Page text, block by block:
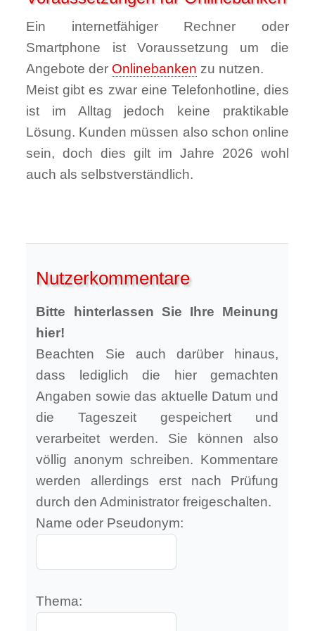
Ein internetfähiger Rechner oder
Smartphone ist Voraussetzung um die
Angebote der Onlinebanken zu nutzen.
Meist gibt es zwar eine Telefonhotline, dies
ist im Alltag jedoch keine praktikable
Lösung. Kunden müssen also schon online
sein, doch dies gilt im Jahre 2026 wohl
auch als selbstverständlich.
Nutzerkommentare
Bitte hinterlassen Sie Ihre Meinung
hier!
Beachten Sie auch darüber hinaus,
dass lediglich die hier gemachten
Angaben sowie das aktuelle Datum und
die Tageszeit gespeichert und
verarbeitet werden. Sie können also
völlig anonym schreiben. Kommentare
werden allerdings erst nach Prüfung
durch den Administrator freigeschalten.
Name oder Pseudonym:
Thema: